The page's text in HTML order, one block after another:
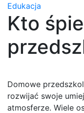
Edukacja
Kto
Domowe
rozwijać swoje
atmosferze. Wiele